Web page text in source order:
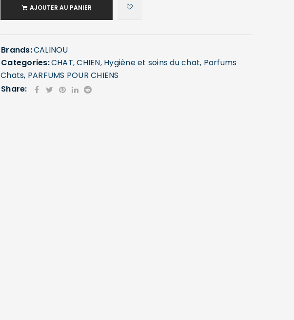
AJOUTER AU PANIER
Brands:CALINOU
Categories:CHAT,CHIEN, Hygiène et soins du chat, Parfums
Chats, PARFUMS POUR CHIENS
Share: